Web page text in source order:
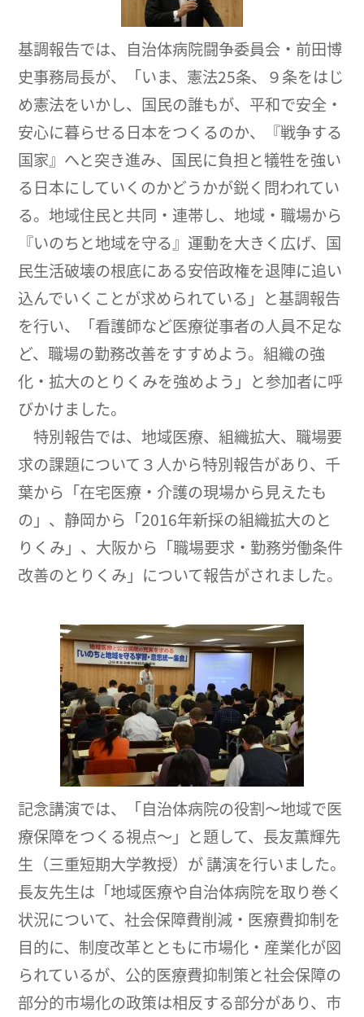
基調報告では、自治体病院闘争委員会・前田博
史事務局長が、「いま、憲法25条、９条をはじ
め憲法をいかし、国民の誰もが、平和で安全・
安心に暮らせる日本をつくるのか、『戦争する
国家』へと突き進み、国民に負担と犠牲を強い
る日本にしていくのかどうかが鋭く問われてい
る。地域住民と共同・連帯し、地域・職場から
『いのちと地域を守る』運動を大きく広げ、国
民生活破壊の根底にある安倍政権を退陣に追い
込んでいくことが求められている」と基調報告
を行い、「看護師など医療従事者の人員不足な
ど、職場の勤務改善をすすめよう。組織の強
化・拡大のとりくみを強めよう」と参加者に呼
びかけました。
特別報告では、地域医療、組織拡大、職場要
求の課題について３人から特別報告があり、千
葉から「在宅医療・介護の現場から見えたも
の」、静岡から「2016年新採の組織拡大のと
りくみ」、大阪から「職場要求・勤務労働条件
改善のとりくみ」について報告がされました。
記念講演では、「自治体病院の役割～地域で医
療保障をつくる視点～」と題して、長友薫輝先
生（三重短期大学教授）が 講演を行いました。
長友先生は「地域医療や自治体病院を取り巻く
状況について、社会保障費削減・医療費抑制を
目的に、制度改革とともに市場化・産業化が図
られているが、公的医療費抑制策と社会保障の
部分的市場化の政策は相反する部分があり、市